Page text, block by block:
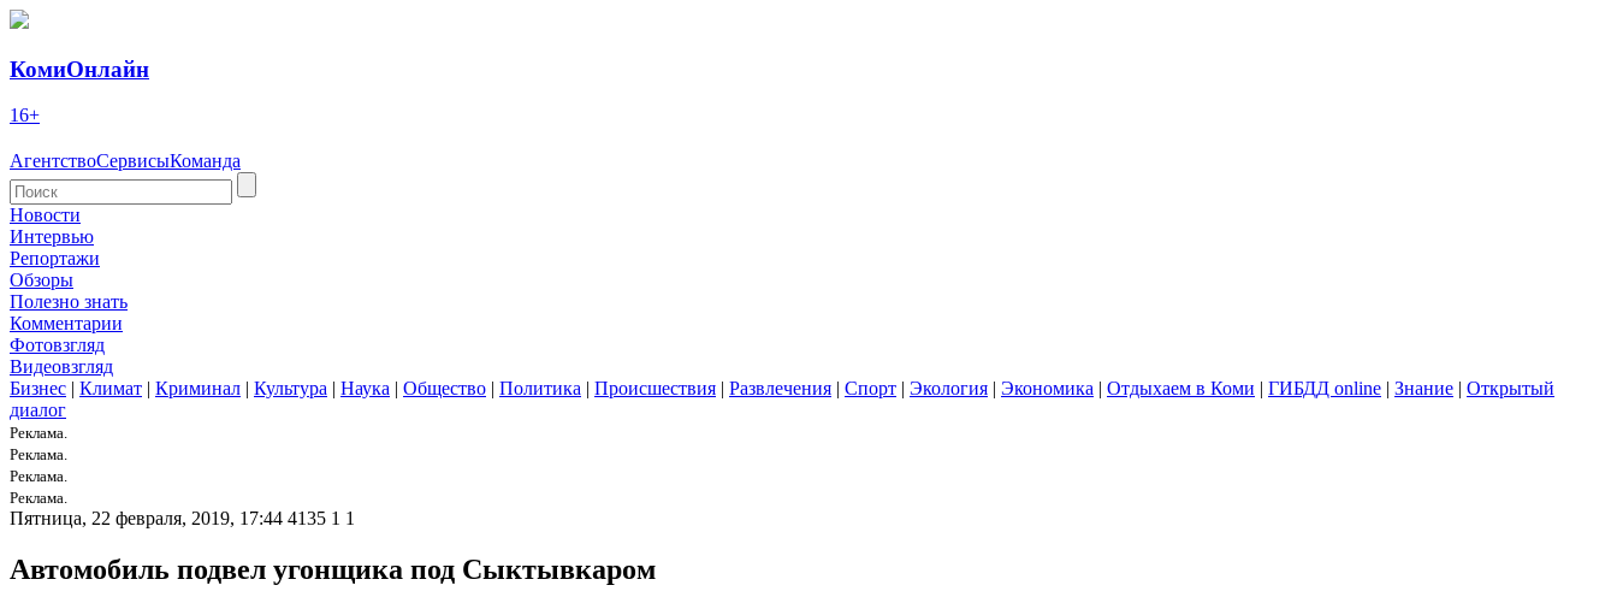
КомиОнлайн
16+
АгентствоСервисыКоманда
Новости
Интервью
Репортажи
Обзоры
Полезно знать
Комментарии
Фотовзгляд
Видеовзгляд
Бизнес | Климат | Криминал | Культура | Наука | Общество | Политика | Происшествия | Развлечения | Спорт | Экология | Экономика | Отдыхаем в Коми | ГИБДД online | Знание | Открытый
диалог
Реклама.
Реклама.
Реклама.
Реклама.
Пятница, 22 февраля, 2019, 17:44 4135 1 1
Автомобиль подвел угонщика под Сыктывкаром